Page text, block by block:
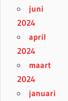
juni
2024
april
2024
maart
2024
januari